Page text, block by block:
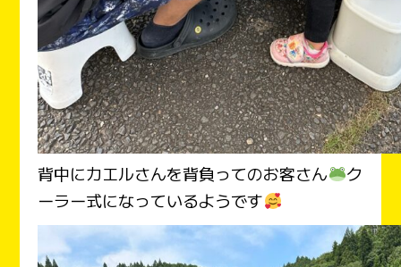
背中にカエルさんを背負ってのお客さん
ク
ーラー式になっているようです